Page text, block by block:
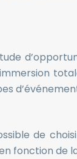
de
fonction de